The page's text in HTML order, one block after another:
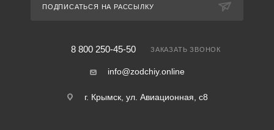
ПОДПИСАТЬСЯ НА РАССЫЛКУ
8 800 250-45-50 ЗАКАЗАТЬ ЗВОНОК
info@zodchiy.online
г. Крымск, ул. Авиационная, с8